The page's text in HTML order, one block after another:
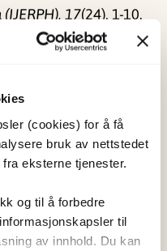
(cookies) for å få
bruk av nettstedet
eksterne tjenester.
og til å forbedre
til
av innhold. Du kan
17(24), 1-10.
og kompetanse